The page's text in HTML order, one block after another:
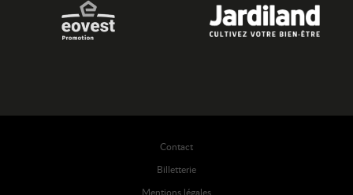
Contact
Billetterie
Mentions légales